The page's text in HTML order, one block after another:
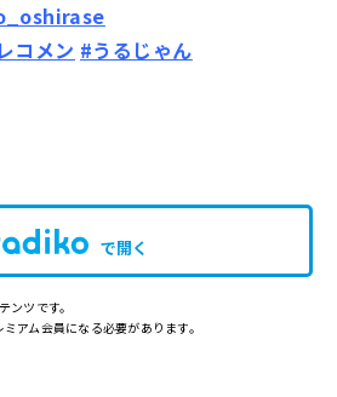
コメン #うるじゃん
で開く
ツです。
アム会員になる必要があります。